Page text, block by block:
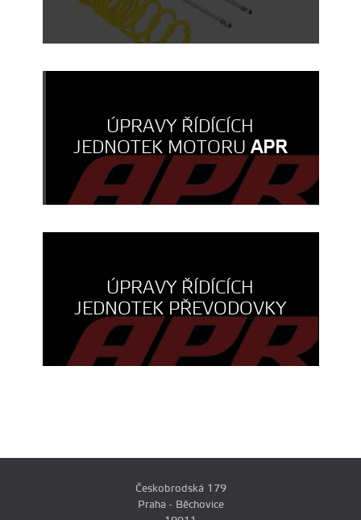
ÚPRAVY ŘÍDÍCÍCH
JEDNOTEK MOTORUAPR
ÚPRAVY ŘÍDÍCÍCH
JEDNOTEK PŘEVODOVKY
Českobrodská 179
Praha - Běchovice